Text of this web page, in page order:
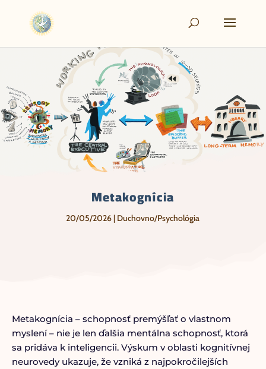
Metakognícia
20/05/2026| Duchovno/Psychológia
Metakognícia – schopnosť premýšľať o vlastnom
myslení – nie je len ďalšia mentálna schopnosť, ktorá
sa pridáva k inteligencii. Výskum v oblasti kognitívnej
neurovedy ukazuje, že vzniká z najpokročilejších